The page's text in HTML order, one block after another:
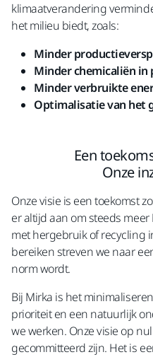
klimaatverandering
het milieu biedt, zoals:
Minder
Minder chemicaliën in
Minder verbruikte
Optimalisatie van het
Een
Onze
Onze visie is een toekomst
er altijd aan om steeds
met hergebruik of recycling
bereiken streven we naar
norm wordt.
Bij Mirka is het
prioriteit en een natuurlijk
we werken. Onze visie op
gecommitteerd zijn. Het is